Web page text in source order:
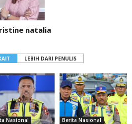
natalia
LEBIH DARI PENULIS
Nasional Berita Nasional